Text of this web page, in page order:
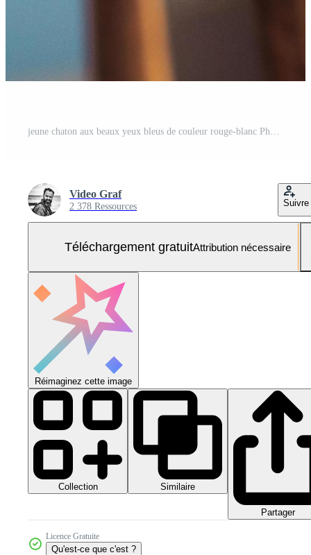
jeune chaton aux beaux yeux bleus de couleur rouge-blanc Photo Gratuite
Video Graf
2 378 Ressources Suivre
Téléchargement gratuitAttribution nécessaire
Réimaginez cette image
Collection Similaire
Partager
Licence Gratuite
Qu'est-ce que c'est ?